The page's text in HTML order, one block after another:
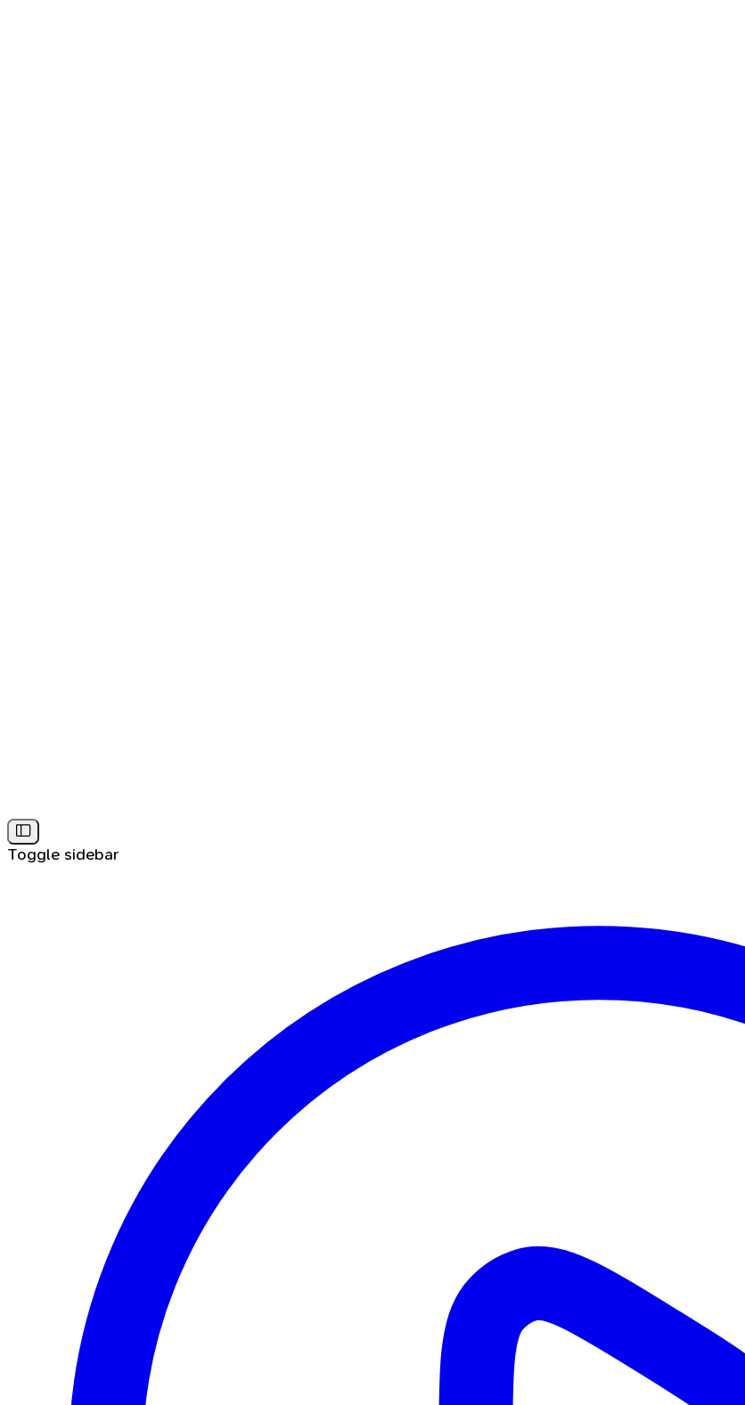
Toggle sidebar